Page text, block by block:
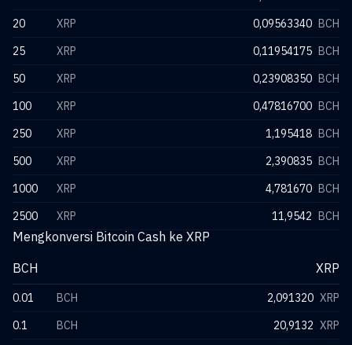
20
XRP 0,09563340 BCH
25
XRP 0,11954175 BCH
50
XRP 0,23908350 BCH
100
XRP 0,47816700 BCH
250
XRP 1,195418 BCH
500
XRP 2,390835 BCH
1000
XRP 4,781670 BCH
2500
XRP 11,9542 BCH
Mengkonversi Bitcoin Cash ke XRP
BCH
XRP
0.01 BCH 2,091320 XRP
0.1
BCH 20,9132 XRP